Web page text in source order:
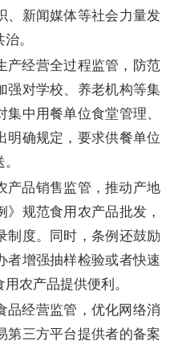
、新闻媒体等社会力量发
。
产经营全过程监管，防范
强对学校、养老机构等集
中用餐单位食堂管理、
明确规定，要求供餐单位
产品销售监管，推动产地
规范食用农产品批发，
制度。同时，条例还鼓励
者增强抽样检验或者快速
农产品提供便利。
品经营监管，优化网络消
第三方平台提供者的备案